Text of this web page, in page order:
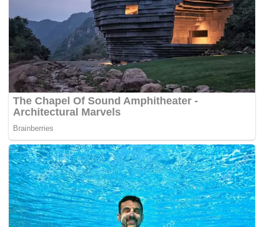
AMYRA ROSLI wearing a custom ballgown with full of
#makeupby @alhaalfa #photography
@blackpepperproduction #materialby @jakeltextile
#AMYRAMAR
A photo posted by rizmanruzaini (@rizmanruzaini) onNov 12, 2016 at 7:07am PST
Amar pula menggayakan rekaan pereka yang sama
namun lari dari kebiasaan tuxedo hitam yang sering